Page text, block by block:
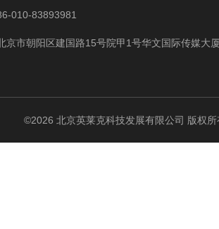
010-83893981
京市朝阳区建国路15号院甲1号华文国际传媒大
©2026 北京英莱克科技发展有限公司 版